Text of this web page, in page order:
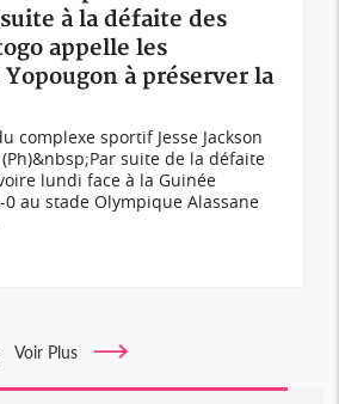
à la défaite des
appelle les
à préserver la
complexe sportif Jesse Jackson
suite de la défaite
lundi face à la Guinée
0 au stade Olympique Alassane
Voir Plus